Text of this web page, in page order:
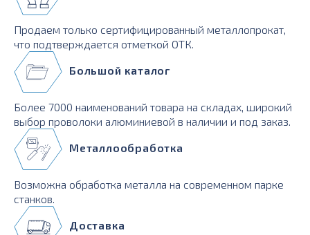
Продаем только сертифицированный металлопрокат,
что подтверждается отметкой ОТК.
Большой каталог
Более 7000 наименований товара на складах, широкий
выбор проволоки алюминиевой в наличии и под заказ.
Металлообработка
Возможна обработка металла на современном парке
станков.
Доставка